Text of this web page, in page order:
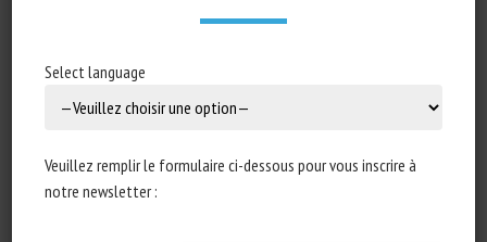
ITALIAN AND IRISH BEEF CATTLE REARING
28 septembre 2020
Select language
Veuillez remplir le formulaire ci-dessous pour vous inscrire à
notre newsletter :